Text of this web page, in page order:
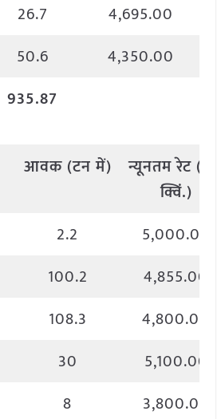
26.7
4,695.00
50.6
4,350.00
935.87
आवक (टनमें) न्यूनतमरेट (
क्विं.)
2.2
5,000.00
100.2
4,855.00
108.3
4,800.00
30
5,100.00
8
3,800.00